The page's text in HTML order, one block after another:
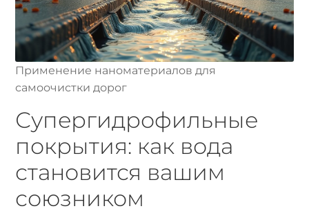
Применение наноматериалов для
самоочистки дорог
Супергидрофильные
покрытия: как вода
становится вашим
союзником